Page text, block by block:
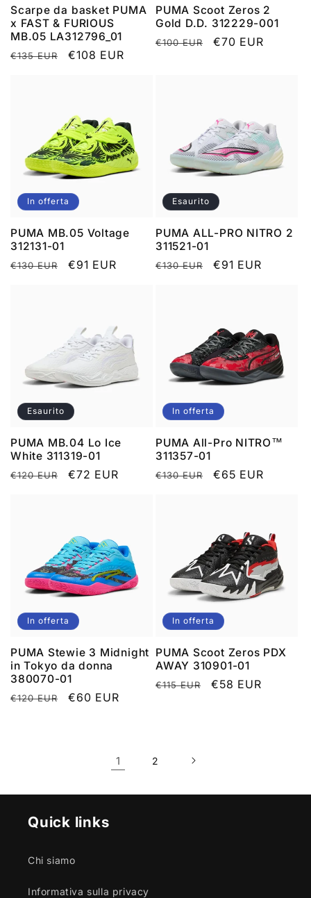
Scarpe da basket PUMA
x FAST & FURIOUS
MB.05 LA312796_01
Prezzo
€135 EUR
Prezzo
€108 EUR
PUMA Scoot Zeros 2
Gold D.D. 312229-001
Prezzo
€100 EUR
Prezzo
€70 EUR
In offerta
PUMA MB.05 Voltage
312131-01
Prezzo
€130 EUR
Prezzo
€91 EUR
Esaurito
PUMA ALL-PRO NITRO 2
311521-01
Prezzo
€130 EUR
Prezzo
€91 EUR
Esaurito
PUMA MB.04 Lo Ice
White 311319-01
Prezzo
€120 EUR
Prezzo
€72 EUR
In offerta
PUMA All-Pro NITRO™
311357-01
Prezzo
€130 EUR
Prezzo
€65 EUR
In offerta
PUMA Stewie 3 Midnight
in Tokyo da donna
380070-01
Prezzo
€120 EUR
Prezzo
€60 EUR
In offerta
PUMA Scoot Zeros PDX
AWAY 310901-01
Prezzo
€115 EUR
Prezzo
€58 EUR
1 2
Quick links
Chi siamo
Informativa sulla privacy